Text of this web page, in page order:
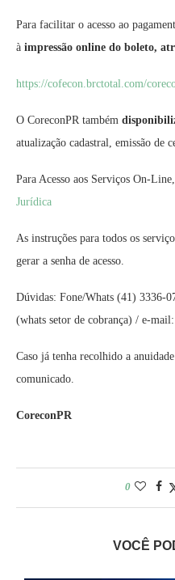
Para facilitar o acesso ao
à impressão online do boleto,
https://cofecon.brctotal.com/
O CoreconPR também
atualização cadastral, emissão de
Para Acesso aos Serviços On-
Jurídica
As instruções para todos os
gerar a senha de acesso.
Dúvidas: Fone/Whats (41) 3336-
(whats setor de cobrança) / e-mail:
Caso já tenha recolhido a
comunicado.
CoreconPR
0
VOCÊ